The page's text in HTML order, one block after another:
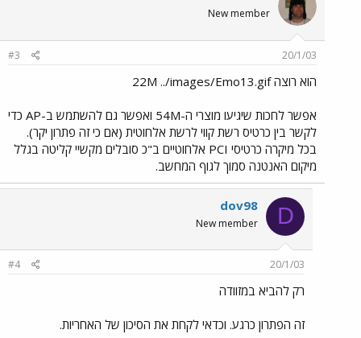
New member
20/1/03
#3
הוא רוצה 22M ../images/Emo13.gif
אפשר לחכות שיגיעו מוצרי ה-54M ואפשר גם להשתמש ב-AP כדי
לקשר בין כרטיס רשת קווי לרשת אלחוטית (אם כי זה פתרון יקר).
בכל מיקרה כרטיסי PCI אלחוטיים ב"כ סובלים מקשיי קליטה בגלל
מיקום האנטנה סמוך לגוף המחשב.
D
dov98
New member
20/1/03
#4
רק להביא במזוודה
זה הפתרון כרגע. וכדאי לקחת את הסיכון של האחריות.